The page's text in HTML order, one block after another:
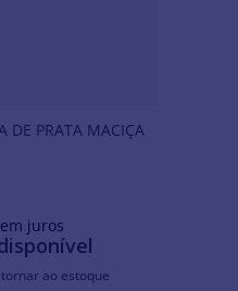
DE PRATA MACIÇA
juros
ao estoque